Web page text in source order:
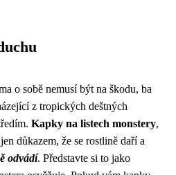
o sobě nemusí být na škodu, ba
z tropických deštných
Kapky na listech monstery,
důkazem, že se rostlině daří a
odvádí. Představte si to jako